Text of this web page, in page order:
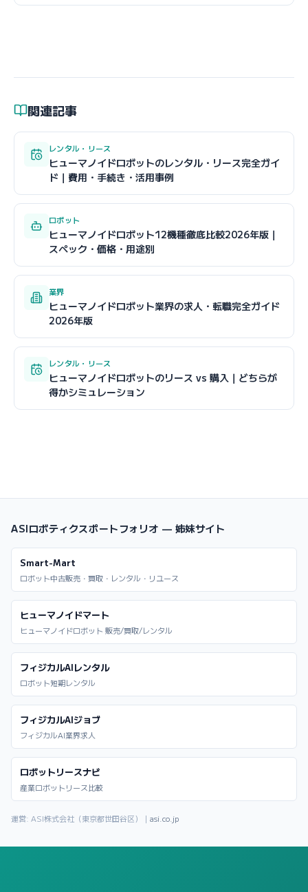
関連記事
レンタル・リース
ヒューマノイドロボットのレンタル・リース完全ガイ
ド｜費用・手続き・活用事例
ロボット
ヒューマノイドロボット12機種徹底比較2026年版｜
スペック・価格・用途別
業界
ヒューマノイドロボット業界の求人・転職完全ガイド
2026年版
レンタル・リース
ヒューマノイドロボットのリース vs 購入｜どちらが
得かシミュレーション
ASIロボティクスポートフォリオ — 姉妹サイト
Smart-Mart
ロボット中古販売・買取・レンタル・リユース
ヒューマノイドマート
ヒューマノイドロボット 販売/買取/レンタル
フィジカルAIレンタル
ロボット短期レンタル
フィジカルAIジョブ
フィジカルAI業界求人
ロボットリースナビ
産業ロボットリース比較
運営: ASI株式会社（東京都世田谷区）｜ asi.co.jp